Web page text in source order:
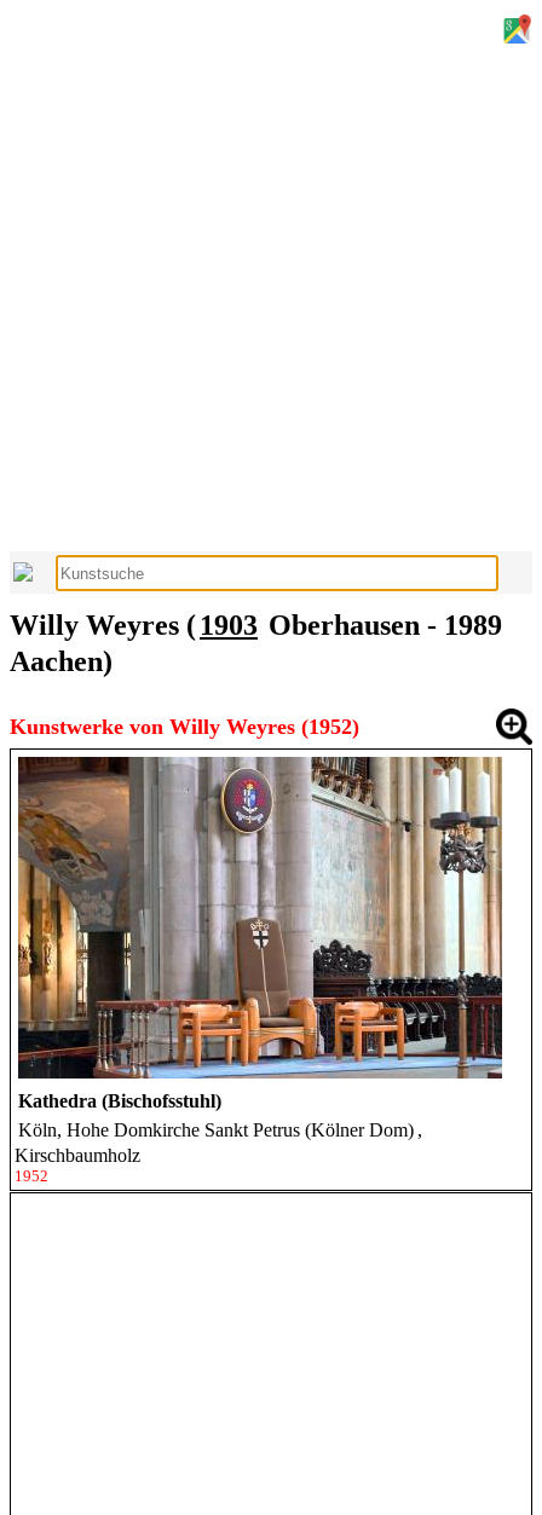
Willy Weyres (1903 Oberhausen - 1989
Aachen)
Kunstwerke von Willy Weyres (1952)
Kathedra (Bischofsstuhl)
Köln, Hohe Domkirche Sankt Petrus (Kölner Dom) ,
Kirschbaumholz
1952